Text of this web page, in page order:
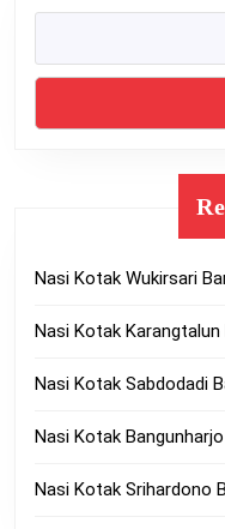
Nasi Kotak Wukirsari
Nasi Kotak
Nasi Kotak Sabdodadi
Nasi Kotak
Nasi Kotak Srihardono